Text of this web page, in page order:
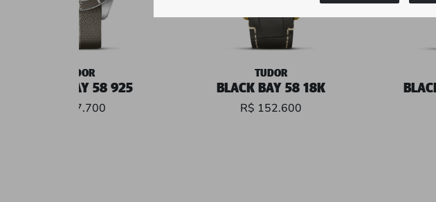
TUDOR
BLACK BAY 58 925
R$ 37.700
TUDOR
BLACK BAY 58 18K
R$ 152.600